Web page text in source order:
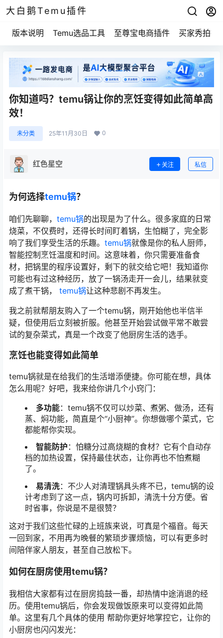
大白鹅Temu插件
版本说明 Temu选品工具 至尊宝电商插件 买家秀拍摄
你知道吗？temu锅让你的烹饪变得如此简单高
效！
未分类 25年11月30日 0
红色星空 关注 私信
为何选择temu锅？
咱们先聊聊， temu锅的出现是为了什么。很多家庭的日常
烧菜，不仅费时，还得长时间盯着锅，生怕糊了，完全影
响了我们享受生活的乐趣。 temu锅就像是你的私人厨师，
智能控制烹饪温度和时间。这意味着，你只需要准备食
材，把锅里的程序设置好，剩下的就交给它吧！我知道你
可能也有过这种经历，放了一锅汤走开一会儿，结果就变
成了煮干锅， temu锅让这种悲剧不再发生。
我之前就帮朋友购入了一个temu锅，刚开始他也半信半
疑，但使用后立刻被折服。他甚至开始尝试做平常不敢尝
试的复杂菜式，真是一个改变了他厨房生活的选手。
烹饪也能变得如此简单
temu锅就是在给我们的生活增添便捷。你可能在想，具体
怎么用呢？好吧，我来给你讲几个小窍门：
多功能：temu锅不仅可以炒菜、煮粥、做汤，还有
蒸、焖功能，简直是个“小厨神”。你想做哪个菜式，它
都能帮你实现。
智能防护 ：怕糖分过高烧糊的食材？它有个自动存
档的加热设置，保持最佳状态，让你再也不怕煮糊
了。
易清洗：不少人对清理锅具头疼不已，temu锅的设
计考虑到了这一点，锅内可拆卸，清洗十分方便。省
时省事，你说是不是很赞？
这对于我们这些忙碌的上班族来说，可真是个福音。每天
一回到家，不用再为晚餐的繁琐步骤烦恼，可以有更多时
间陪伴家人朋友，甚至自己放松下。
如何在厨房使用temu锅？
我相信大家都有过在厨房捣鼓一番，却热情中途消退的经
历。使用temu锅后，你会发现做饭原来可以变得如此简
单。这里有几个具体的使用 帮助你更好地掌控它，让你的
小厨房也闪闪发光：